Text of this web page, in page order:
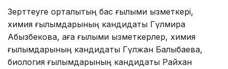
Зерттеуге орталықтың бас ғылыми қызметкері,
химия ғылымдарының кандидаты Гүлмира
Абызбекова, аға ғылыми қызметкерлер, химия
ғылымдарының кандидаты Гүлжан Балықбаева,
биология ғылымдарының кандидаты Райхан